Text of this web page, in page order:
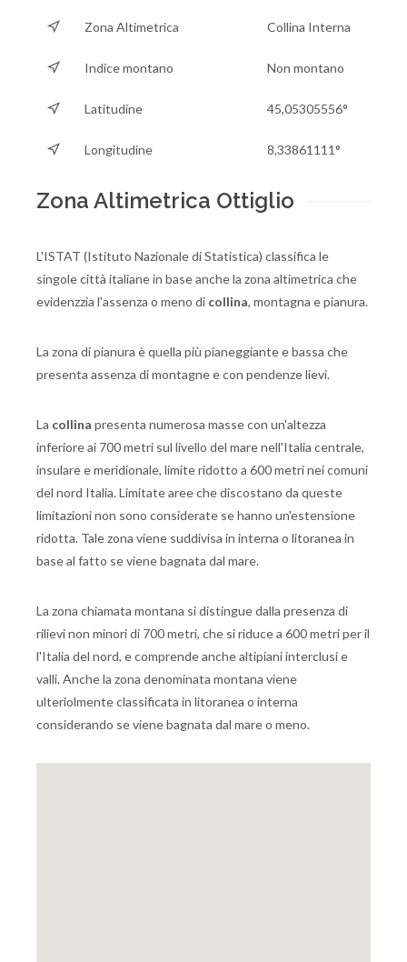
Zona Altimetrica Collina Interna
Indice montano Non montano
Latitudine 45,05305556°
Longitudine 8,33861111°
Zona Altimetrica Ottiglio
L'ISTAT (Istituto Nazionale di Statistica) classifica le
singole città italiane in base anche la zona altimetrica che
evidenzzia l'assenza o meno di collina, montagna e pianura.
La zona di pianura è quella più pianeggiante e bassa che
presenta assenza di montagne e con pendenze lievi.
La collina presenta numerosa masse con un'altezza
inferiore ai 700 metri sul livello del mare nell'Italia centrale,
insulare e meridionale, limite ridotto a 600 metri nei comuni
del nord Italia. Limitate aree che discostano da queste
limitazioni non sono considerate se hanno un'estensione
ridotta. Tale zona viene suddivisa in interna o litoranea in
base al fatto se viene bagnata dal mare.
La zona chiamata montana si distingue dalla presenza di
rilievi non minori di 700 metri, che si riduce a 600 metri per il
l'Italia del nord, e comprende anche altipiani interclusi e
valli. Anche la zona denominata montana viene
ulteriolmente classificata in litoranea o interna
considerando se viene bagnata dal mare o meno.